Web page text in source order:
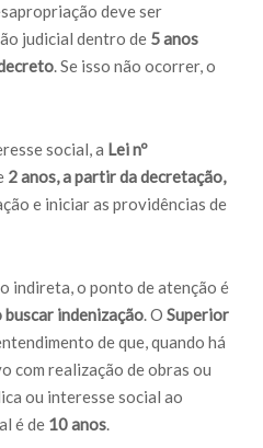
deve ser
judicial dentro de 5 anos
. Se isso não ocorrer, o
social, a Lei nº
2 anos, a partir da decretação,
e iniciar as providências de
indireta, o ponto de atenção é
indenização. O Superior
de que, quando há
com realização de obras ou
ou interesse social ao
é de 10 anos.